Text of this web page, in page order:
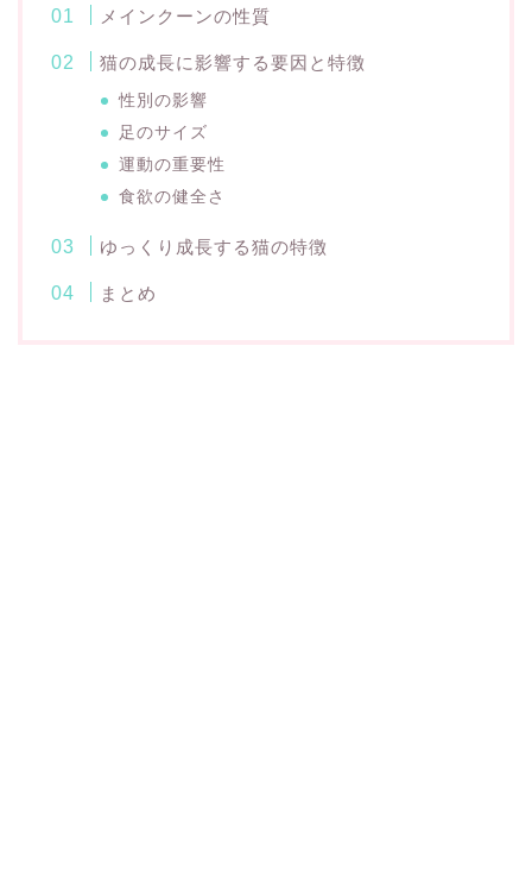
メインクーンの性質
猫の成長に影響する要因と特徴
性別の影響
足のサイズ
運動の重要性
食欲の健全さ
ゆっくり成長する猫の特徴
まとめ